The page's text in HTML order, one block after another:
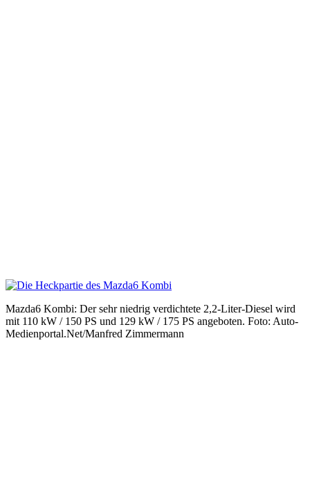
Mazda6 Kombi: Der sehr niedrig verdichtete 2,2-Liter-Diesel wird
mit 110 kW / 150 PS und 129 kW / 175 PS angeboten. Foto: Auto-
Medienportal.Net/Manfred Zimmermann